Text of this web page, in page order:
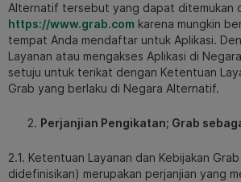
Alternatif tersebut yang dapat ditemukan
https://www.grab.com karena mungkin
tempat Anda mendaftar untuk Aplikasi.
Layanan atau mengakses Aplikasi di
setuju untuk terikat dengan Ketentuan
Grab yang berlaku di Negara Alternatif.
Perjanjian Pengikatan; Grab
2.1. Ketentuan Layanan dan Kebijakan
didefinisikan) merupakan perjanjian yang